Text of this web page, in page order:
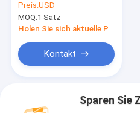
Kopf-nicht
gesponnene
Rohstoff-
Preis:USD
MOQ:1 Satz
Holen Sie sich aktuelle Preis
Kontakt
Sparen Sie